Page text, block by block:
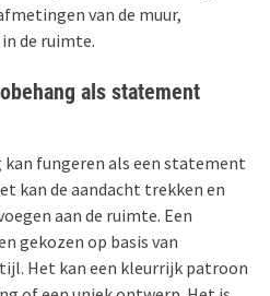
van de muur,
de ruimte.
als statement
fungeren als een statement
kan de aandacht trekken en
aan de ruimte. Een
gekozen op basis van
Het kan een kleurrijk patroon